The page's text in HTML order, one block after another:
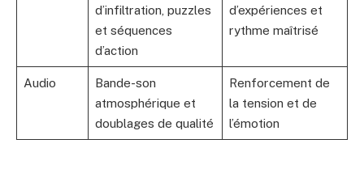
d’infiltration, puzzles
et séquences
d’action
d’expériences et
rythme maîtrisé
Audio
Bande-son
atmosphérique et
doublages de qualité
Renforcement de
la tension et de
l’émotion